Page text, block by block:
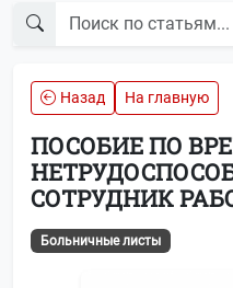
Назад На главную
ПОСОБИЕ ПО
СОТРУДНИК
Больничные листы